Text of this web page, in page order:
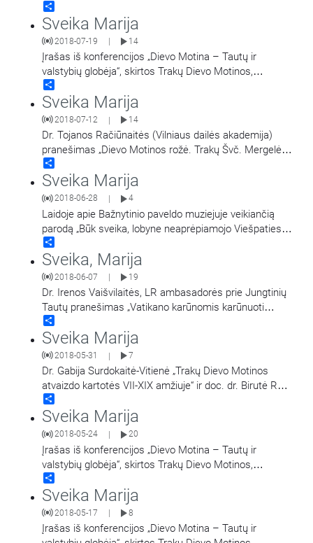
Trakų Dievo Motina – Lietuvos Globėja. Trakų
bažnyčios lobynas…
Sveika Marija
2018-07-19 14
Įrašas iš konferencijos „Dievo Motina – Tautų ir
valstybių globėja“, skirtos Trakų Dievo Motinos,
Lietuvos Globėjos, paveikslo karūnavimo 300 metų
jubiliejaus…
Sveika Marija
2018-07-12 | 14
Dr. Tojanos Račiūnaitės (Vilniaus dailės akademija)
pranešimas „Dievo Motinos rožė. Trakų Švč. Mergelės
Marijos paveikslo ikonografijos ir kulto aspektai“.
Įrašas…
Sveika Marija
2018-06-28 4
Laidoje apie Bažnytinio paveldo muziejuje veikiančią
parodą „Būk sveika, lobyne neaprėpiamojo Viešpaties!
Trakų Dievo Motina – Lietuvos Globėja. Trakų
bažnyčios lobynas…
Sveika, Marija
2018-06-07 19
Dr. Irenos Vaišvilaitės, LR ambasadorės prie Jungtinių
Tautų pranešimas „Vatikano karūnomis karūnuoti
atvaizdai ir Trakų Dievo Motinos karūnavimo
priešistorė“. Įrašas…
Sveika Marija
2018-05-31 | 7
Dr. Gabija Surdokaitė-Vitienė „Trakų Dievo Motinos
atvaizdo kartotės VII-XIX amžiuje“ ir doc. dr. Birutė Rūta
Vitkauskienė „Trakų Švč. Mergelės Marijos
Sveika Marija
2018-05-24 20
Įrašas iš konferencijos „Dievo Motina – Tautų ir
valstybių globėja“, skirtos Trakų Dievo Motinos,
Lietuvos Globėjos, paveikslo karūnavimo 300 metų
jubiliejaus…
Sveika Marija
2018-05-17 8
Įrašas iš konferencijos „Dievo Motina – Tautų ir